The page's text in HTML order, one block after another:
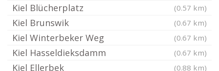
Kiel Blücherplatz (0.57 km)
Kiel Brunswik (0.67 km)
Kiel Winterbeker Weg (0.67 km)
Kiel Hasseldieksdamm (0.67 km)
Kiel Ellerbek (0.88 km)